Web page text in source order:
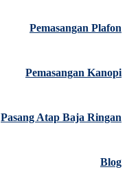
Pemasangan Plafon
Pemasangan Kanopi
Pasang Atap Baja Ringan
Blog